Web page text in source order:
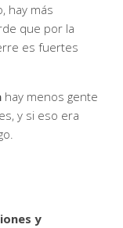
hay más
que por la
es fuertes
hay menos gente
y si eso era
y